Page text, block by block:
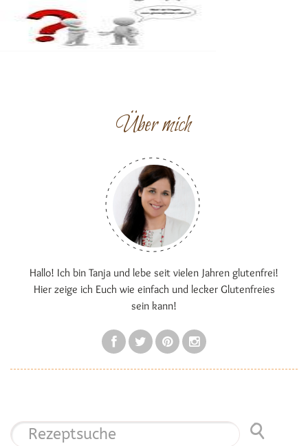
Über mich
Hallo! Ich bin Tanja und lebe seit vielen Jahren glutenfrei!
Hier zeige ich Euch wie einfach und lecker Glutenfreies
sein kann!